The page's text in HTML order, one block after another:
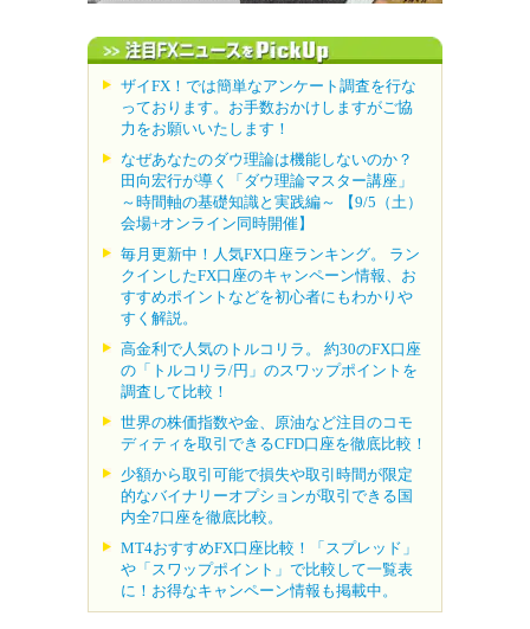
ザイFX！では簡単なアンケート調査を行な
っております。お手数おかけしますがご協
力をお願いいたします！
なぜあなたのダウ理論は機能しないのか？
田向宏行が導く「ダウ理論マスター講座」
～時間軸の基礎知識と実践編～ 【9/5（土）
会場+オンライン同時開催】
毎月更新中！人気FX口座ランキング。 ラン
クインしたFX口座のキャンペーン情報、お
すすめポイントなどを初心者にもわかりや
すく解説。
高金利で人気のトルコリラ。 約30のFX口座
の「トルコリラ/円」のスワップポイントを
調査して比較！
世界の株価指数や金、原油など注目のコモ
ディティを取引できるCFD口座を徹底比較！
少額から取引可能で損失や取引時間が限定
的なバイナリーオプションが取引できる国
内全7口座を徹底比較。
MT4おすすめFX口座比較！「スプレッド」
や「スワップポイント」で比較して一覧表
に！お得なキャンペーン情報も掲載中。